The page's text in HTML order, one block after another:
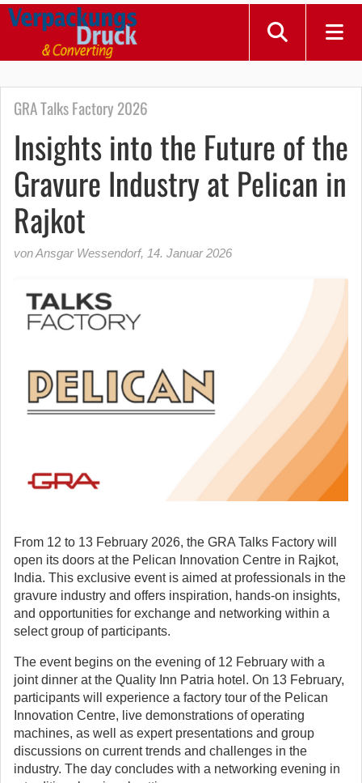
GRA Talks Factory 2026
Insights into the Future of the
Gravure Industry at Pelican in
Rajkot
von Ansgar Wessendorf, 14. Januar 2026
From 12 to 13 February 2026, the GRA Talks Factory will
open its doors at the Pelican Innovation Centre in Rajkot,
India. This exclusive event is aimed at professionals in the
gravure industry and offers inspiration, hands-on insights,
and opportunities for exchange and networking within a
select group of participants.
The event begins on the evening of 12 February with a
joint dinner at the Quality Inn Patria hotel. On 13 February,
participants will experience a factory tour of the Pelican
Innovation Centre, live demonstrations of operating
machines, as well as expert presentations and group
discussions on current trends and challenges in the
industry. The day concludes with a networking evening in